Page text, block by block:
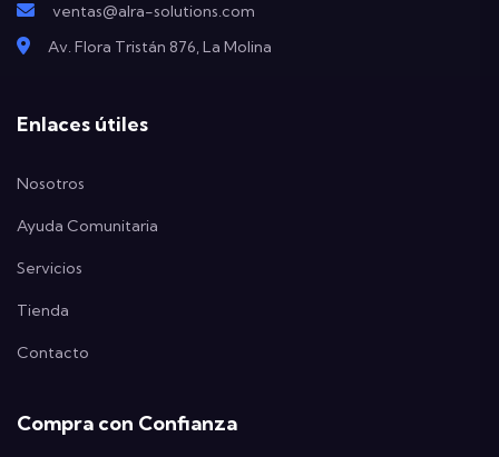
ventas@alra-solutions.com
Av. Flora Tristán 876, La Molina
Enlaces útiles
Nosotros
Ayuda Comunitaria
Servicios
Tienda
Contacto
Compra con Confianza